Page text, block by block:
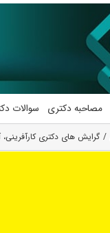
مصاحبه دکتری سوالات
گرایش های دکتری